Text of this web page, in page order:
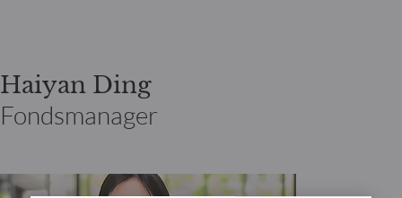
Haiyan Ding
Fondsmanager